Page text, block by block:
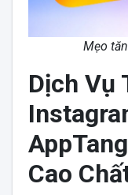
Mẹo
Dịch Vụ
Cao